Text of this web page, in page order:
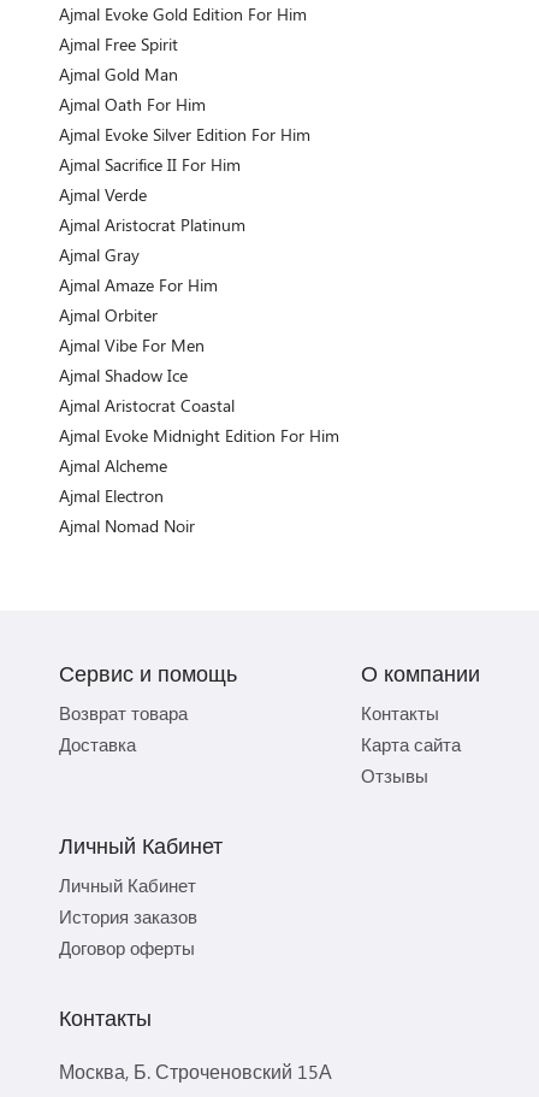
Ajmal Evoke Gold Edition For Him
Ajmal Free Spirit
Ajmal Gold Man
Ajmal Oath For Him
Ajmal Evoke Silver Edition For Him
Ajmal Sacrifice II For Him
Ajmal Verde
Ajmal Aristocrat Platinum
Ajmal Gray
Ajmal Amaze For Him
Ajmal Orbiter
Ajmal Vibe For Men
Ajmal Shadow Ice
Ajmal Aristocrat Coastal
Ajmal Evoke Midnight Edition For Him
Ajmal Alcheme
Ajmal Electron
Ajmal Nomad Noir
Сервис и помощь
Возврат товара
Доставка
О компании
Контакты
Карта сайта
Отзывы
Личный Кабинет
Личный Кабинет
История заказов
Договор оферты
Контакты
Москва, Б. Строченовский 15А